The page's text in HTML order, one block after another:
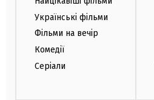
Українські фільми
Фільми на вечір
Комедії
Серіали